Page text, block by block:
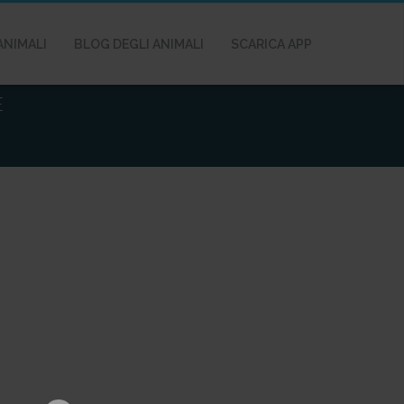
BLOG DEGLI ANIMALI SCARICA APP